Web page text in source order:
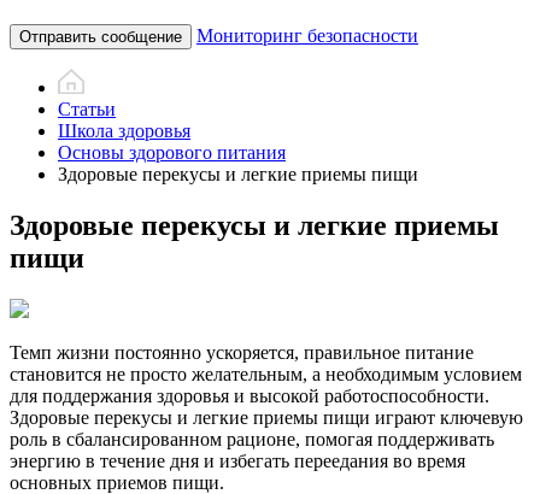
Отправить сообщение Мониторинг безопасности
Статьи
Школа здоровья
Основы здорового питания
Здоровые перекусы и легкие приемы пищи
Здоровые перекусы и легкие приемы
пищи
Темп жизни постоянно ускоряется, правильное питание
становится не просто желательным, а необходимым условием
для поддержания здоровья и высокой работоспособности.
Здоровые перекусы и легкие приемы пищи играют ключевую
роль в сбалансированном рационе, помогая поддерживать
энергию в течение дня и избегать переедания во время
основных приемов пищи.